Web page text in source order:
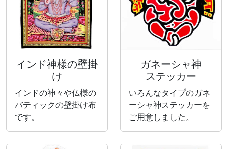
インド神様の壁掛
け
インドの神々や仏様の
バティックの壁掛け布
です。
ガネーシャ神
ステッカー
いろんなタイプのガネ
ーシャ神ステッカーを
ご用意しました。